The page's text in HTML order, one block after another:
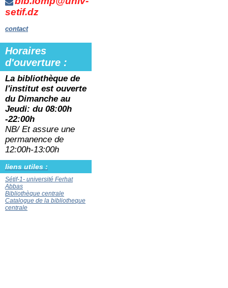
setif.dz
contact
Horaires
d'ouverture :
La bibliothèque de
l'institut est ouverte
du Dimanche au
Jeudi: du 08:00h
-22:00h
NB/ Et assure une
permanence de
12:00h-13:00h
liens utiles :
Sétif-1- université Ferhat
Abbas
Bibliothèque centrale
Catalogue de la bibliotheque
centrale